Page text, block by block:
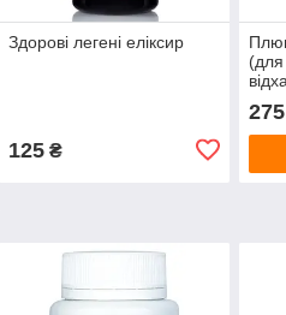
Здорові легені еліксир
125₴
275